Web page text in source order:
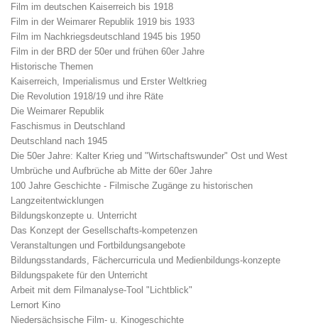
Film im deutschen Kaiserreich bis 1918
Film in der Weimarer Republik 1919 bis 1933
Film im Nachkriegsdeutschland 1945 bis 1950
Film in der BRD der 50er und frühen 60er Jahre
Historische Themen
Kaiserreich, Imperialismus und Erster Weltkrieg
Die Revolution 1918/19 und ihre Räte
Die Weimarer Republik
Faschismus in Deutschland
Deutschland nach 1945
Die 50er Jahre: Kalter Krieg und "Wirtschaftswunder" Ost und West
Umbrüche und Aufbrüche ab Mitte der 60er Jahre
100 Jahre Geschichte - Filmische Zugänge zu historischen
Langzeitentwicklungen
Bildungskonzepte u. Unterricht
Das Konzept der Gesellschafts-kompetenzen
Veranstaltungen und Fortbildungsangebote
Bildungsstandards, Fächercurricula und Medienbildungs-konzepte
Bildungspakete für den Unterricht
Arbeit mit dem Filmanalyse-Tool "Lichtblick"
Lernort Kino
Niedersächsische Film- u. Kinogeschichte